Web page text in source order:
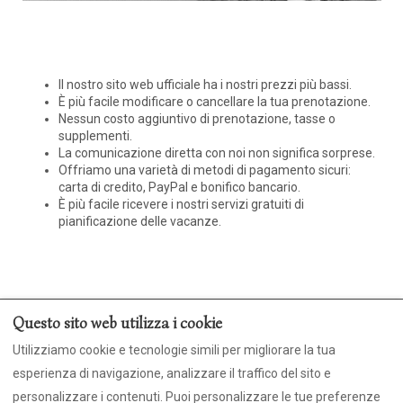
Il nostro sito web ufficiale ha i nostri prezzi più bassi.
È più facile modificare o cancellare la tua prenotazione.
Nessun costo aggiuntivo di prenotazione, tasse o
supplementi.
La comunicazione diretta con noi non significa sorprese.
Offriamo una varietà di metodi di pagamento sicuri:
carta di credito, PayPal e bonifico bancario.
È più facile ricevere i nostri servizi gratuiti di
pianificazione delle vacanze.
CIR: 043053-APA-00004
Questo sito web utilizza i cookie
Utilizziamo cookie e tecnologie simili per migliorare la tua
esperienza di navigazione, analizzare il traffico del sito e
personalizzare i contenuti. Puoi personalizzare le tue preferenze